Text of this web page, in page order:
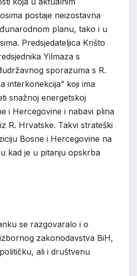
postaje neizostavna
unarodnom planu, tako i u
Predsjedateljica Krišto
Yilmaza s
sporazuma s R.
interkonekcija” koji ima
snažnoj energetskoj
i Hercegovine i nabavi plina
R. Hrvatske. Takvi strateški
Bosne i Hercegovine na
kad je u pitanju opskrba
se razgovaralo i o
zakonodavstva BiH,
ali i društvenu